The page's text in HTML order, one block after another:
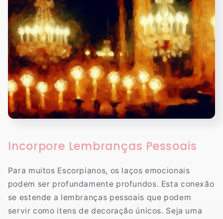
Incorpore Lembranças Pessoais
Para muitos Escorpianos, os laços emocionais
podem ser profundamente profundos. Esta conexão
se estende a lembranças pessoais que podem
servir como itens de decoração únicos. Seja uma